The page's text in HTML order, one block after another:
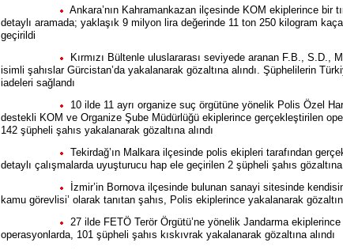
Ankara’nın Kahramankazan ilçesinde KOM ekiplerince bir
detaylı aramada; yaklaşık 9 milyon lira değerinde 11 ton 250 kilogram
geçirildi
Kırmızı Bültenle uluslararası seviyede aranan F.B., S.D.,
isimli şahıslar Gürcistan’da yakalanarak gözaltına alındı. Şüphelilerin
iadeleri sağlandı
10 ilde 11 ayrı organize suç örgütüne yönelik Polis Özel
destekli KOM ve Organize Şube Müdürlüğü ekiplerince gerçekleştirilen
142 şüpheli şahıs yakalanarak gözaltına alındı
Tekirdağ’ın Malkara ilçesinde polis ekipleri tarafından
detaylı çalışmalarda uyuşturucu hap ele geçirilen 2 şüpheli şahıs gözaltına
İzmir’in Bornova ilçesinde bulunan sanayi sitesinde
kamu görevlisi’ olarak tanıtan şahıs, Polis ekiplerince yakalanarak
27 ilde FETÖ Terör Örgütü’ne yönelik Jandarma
operasyonlarda, 101 şüpheli şahıs kıskıvrak yakalanarak gözaltına alındı